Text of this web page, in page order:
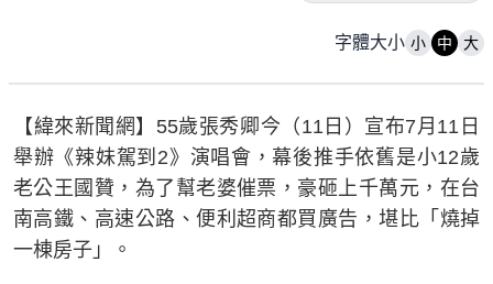
字體大小 小 中 大
【緯來新聞網】55歲張秀卿今（11日）宣布7月11日
舉辦《辣妹駕到2》演唱會，幕後推手依舊是小12歲
老公王國贊，為了幫老婆催票，豪砸上千萬元，在台
南高鐵、高速公路、便利超商都買廣告，堪比「燒掉
一棟房子」。